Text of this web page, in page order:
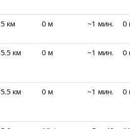
км 0 м ~1 мин. 0
км 0 м ~1 мин. 0
км 0 м ~1 мин. 0